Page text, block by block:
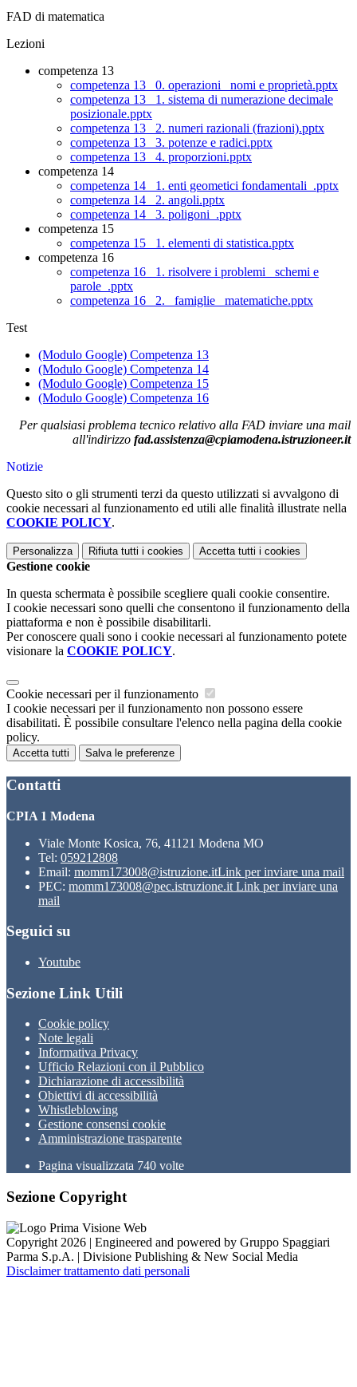
FAD di matematica
Lezioni
competenza 13
competenza 13_ 0. operazioni_ nomi e proprietà.pptx
competenza 13_ 1. sistema di numerazione decimale
posizionale.pptx
competenza 13_ 2. numeri razionali (frazioni).pptx
competenza 13_ 3. potenze e radici.pptx
competenza 13_ 4. proporzioni.pptx
competenza 14
competenza 14_ 1. enti geometici fondamentali_.pptx
competenza 14_ 2. angoli.pptx
competenza 14_ 3. poligoni_.pptx
competenza 15
competenza 15_ 1. elementi di statistica.pptx
competenza 16
competenza 16_ 1. risolvere i problemi_ schemi e
parole_.pptx
competenza 16_ 2. _famiglie_ matematiche.pptx
Test
(Modulo Google) Competenza 13
(Modulo Google) Competenza 14
(Modulo Google) Competenza 15
(Modulo Google) Competenza 16
Per qualsiasi problema tecnico relativo alla FAD inviare una mail
all'indirizzo fad.assistenza@cpiamodena.istruzioneer.it
Notizie
Questo sito o gli strumenti terzi da questo utilizzati si avvalgono di
cookie necessari al funzionamento ed utili alle finalità illustrate nella
COOKIE POLICY.
Personalizza Rifiuta tutti i cookies Accetta tutti i cookies
Gestione cookie
In questa schermata è possibile scegliere quali cookie consentire.
I cookie necessari sono quelli che consentono il funzionamento della
piattaforma e non è possibile disabilitarli.
Per conoscere quali sono i cookie necessari al funzionamento potete
visionare la COOKIE POLICY.
Cookie necessari per il funzionamento
I cookie necessari per il funzionamento non possono essere
disabilitati. È possibile consultare l'elenco nella pagina della cookie
policy.
Accetta tutti Salva le preferenze
Contatti
CPIA 1 Modena
Viale Monte Kosica, 76, 41121 Modena MO
Tel: 059212808
Email: momm173008@istruzione.itLink per inviare una mail
PEC: momm173008@pec.istruzione.it Link per inviare una
mail
Seguici su
Youtube
Sezione Link Utili
Cookie policy
Note legali
Informativa Privacy
Ufficio Relazioni con il Pubblico
Dichiarazione di accessibilità
Obiettivi di accessibilità
Whistleblowing
Gestione consensi cookie
Amministrazione trasparente
Pagina visualizzata 740 volte
Sezione Copyright
Copyright 2026 | Engineered and powered by Gruppo Spaggiari
Parma S.p.A. | Divisione Publishing & New Social Media
Disclaimer trattamento dati personali